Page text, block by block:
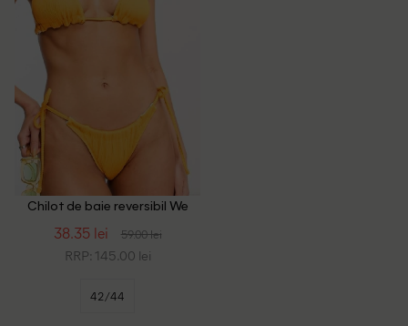
Chilot de baie reversibil We
38.35 lei 59.00 lei
RRP: 145.00 lei
42/44